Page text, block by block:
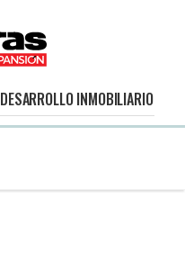
DESARROLLO INMOBILIARIO